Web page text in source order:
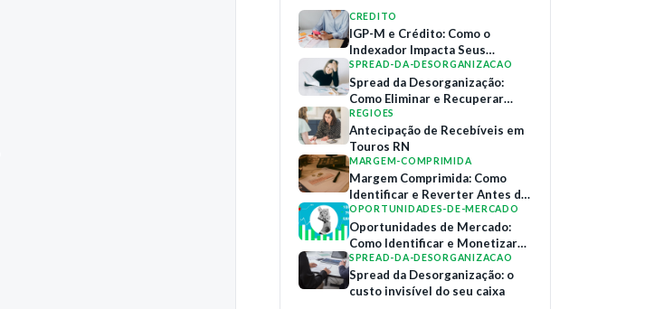
CREDITO
IGP-M e Crédito: Como o
Indexador Impacta Seus
Contratos de Financiamento
SPREAD-DA-DESORGANIZACAO
Spread da Desorganização:
Como Eliminar e Recuperar
Margem
REGIOES
Antecipação de Recebíveis em
Touros RN
MARGEM-COMPRIMIDA
Margem Comprimida: Como
Identificar e Reverter Antes do
Colapso
OPORTUNIDADES-DE-MERCADO
Oportunidades de Mercado:
Como Identificar e Monetizar
Relações B2B
SPREAD-DA-DESORGANIZACAO
Spread da Desorganização: o
custo invisível do seu caixa